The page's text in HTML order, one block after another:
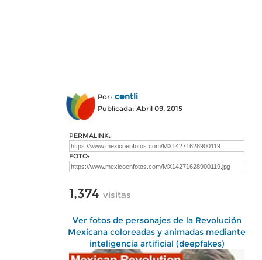
Por: centli
Publicada: Abril 09, 2015
PERMALINK:
FOTO:
1,374 visitas
Ver fotos de personajes de la Revolución
Mexicana coloreadas y animadas mediante
inteligencia artificial (deepfakes)